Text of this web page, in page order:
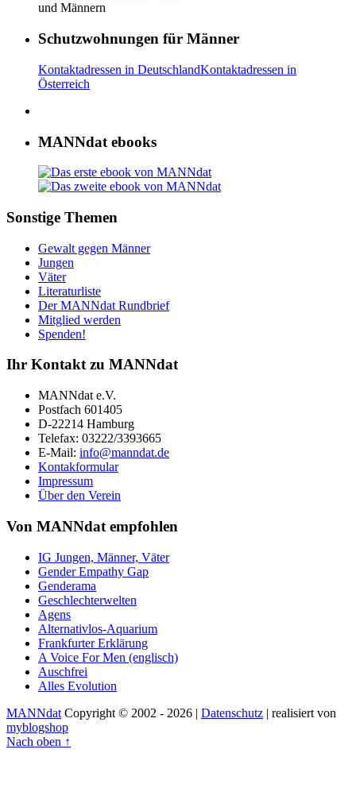
und Männern
Schutzwohnungen für Männer
Kontaktadressen in DeutschlandKontaktadressen in
Österreich
MANNdat ebooks
Sonstige Themen
Gewalt gegen Männer
Jungen
Väter
Literaturliste
Der MANNdat Rundbrief
Mitglied werden
Spenden!
Ihr Kontakt zu MANNdat
MANNdat e.V.
Postfach 601405
D-22214 Hamburg
Telefax: 03222/3393665
E-Mail: info@manndat.de
Kontakformular
Impressum
Über den Verein
Von MANNdat empfohlen
IG Jungen, Männer, Väter
Gender Empathy Gap
Genderama
Geschlechterwelten
Agens
Alternativlos-Aquarium
Frankfurter Erklärung
A Voice For Men (englisch)
Auschfrei
Alles Evolution
MANNdat Copyright © 2002 - 2026 | Datenschutz | realisiert von
myblogshop
Nach oben ↑